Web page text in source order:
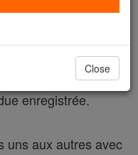
et avait pensé si
de peur terrible,
enregistrée.
uns aux autres avec
Close